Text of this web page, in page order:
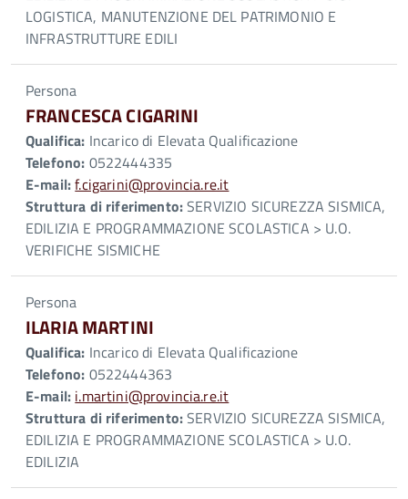
LOGISTICA, MANUTENZIONE DEL PATRIMONIO E
INFRASTRUTTURE EDILI
Persona
FRANCESCA CIGARINI
Qualifica: Incarico di Elevata Qualificazione
Telefono: 0522444335
E-mail:f.cigarini@provincia.re.it
Struttura di riferimento:SERVIZIO SICUREZZA SISMICA,
EDILIZIA E PROGRAMMAZIONE SCOLASTICA > U.O.
VERIFICHE SISMICHE
Persona
ILARIA MARTINI
Qualifica: Incarico di Elevata Qualificazione
Telefono: 0522444363
E-mail: i.martini@provincia.re.it
Struttura di riferimento:SERVIZIO SICUREZZA SISMICA,
EDILIZIA E PROGRAMMAZIONE SCOLASTICA > U.O.
EDILIZIA